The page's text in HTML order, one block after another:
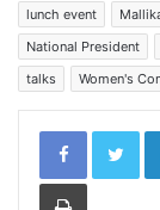
k
lunch event
National President
talks
Women's
Print